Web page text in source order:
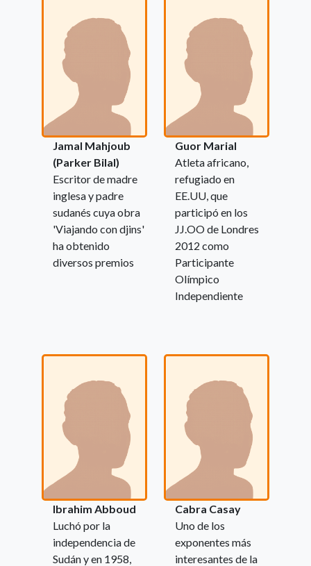
Jamal Mahjoub
(Parker Bilal)
Escritor de madre
inglesa y padre
sudanés cuya obra
'Viajando con djins'
ha obtenido
diversos premios
Guor Marial
Atleta africano,
refugiado en
EE.UU, que
participó en los
JJ.OO de Londres
2012 como
Participante
Olímpico
Independiente
Ibrahim Abboud
Luchó por la
independencia de
Sudán y en 1958,
Cabra Casay
Uno de los
exponentes más
interesantes de la